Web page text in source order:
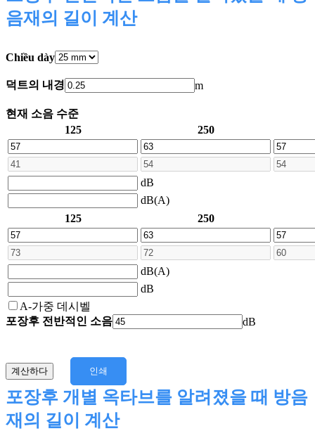
음재의 길이 계산
Chiều dày
덕트의 내경 m
현재 소음 수준
125
250
dB
dB(A)
125
250
dB(A)
dB
A-가중 데시벨
포장후 전반적인 소음
dB
계산하다 인쇄
포장후 개별 옥타브를 알려졌을 때 방음
재의 길이 계산